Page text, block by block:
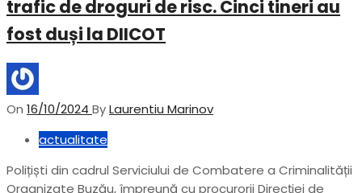
trafic de droguri de risc. Cinci tineri au
fost duși la DIICOT
On 16/10/2024 ByLaurentiu Marinov
actualitate
Polițiști din cadrul Serviciului de Combatere a Criminalității
Organizate Buzău, împreună cu procurorii Direcției de